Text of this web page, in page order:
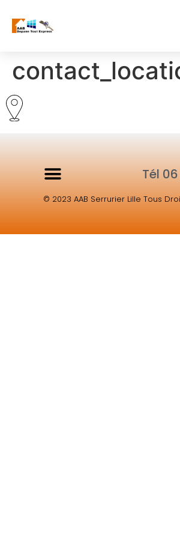
Tél
© 2023 AAB Serrurier Lille Tous